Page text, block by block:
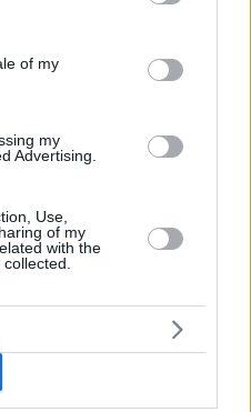
and its third-party tags to
purposes in below Google
of my
my
Advertising.
Use,
of my
with the
της Τουρκίας, επειδή
εξέπεμπε εδώ και